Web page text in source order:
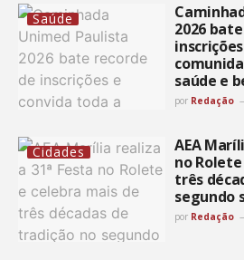
Saúde
2026
saúde e
por Redação
Cidades
AEA
no
três
segundo
por Redação